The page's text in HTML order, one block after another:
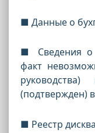
■ Данные о
■ Сведения о
факт
(подтвержден)
■ Реестр